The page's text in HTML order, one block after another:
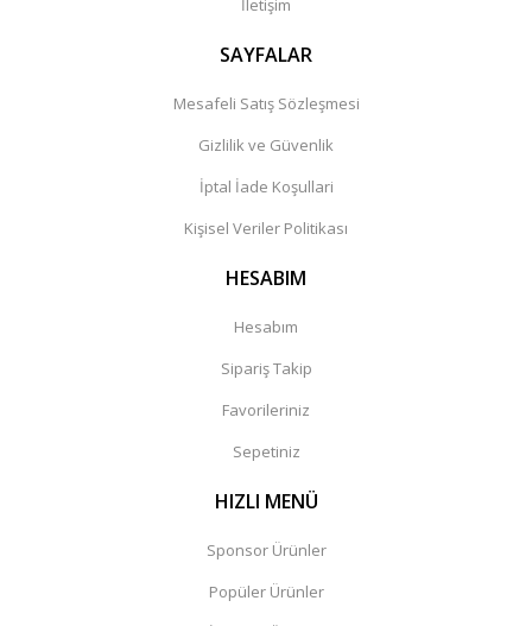
İletişim
SAYFALAR
Mesafeli Satış Sözleşmesi
Gizlilik ve Güvenlik
İptal İade Koşullari
Kişisel Veriler Politikası
HESABIM
Hesabım
Sipariş Takip
Favorileriniz
Sepetiniz
HIZLI MENÜ
Sponsor Ürünler
Popüler Ürünler